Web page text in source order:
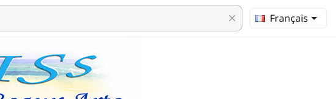
clear Français